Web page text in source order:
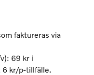
faktureras via
69 kr i
6 kr/p-tillfälle.